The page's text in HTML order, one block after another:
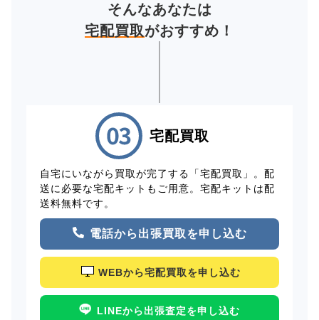
そんなあなたは
宅配買取がおすすめ！
宅配買取
自宅にいながら買取が完了する「宅配買取」。配
送に必要な宅配キットもご用意。宅配キットは配
送料無料です。
電話から出張買取を申し込む
WEBから宅配買取を申し込む
LINEから出張査定を申し込む